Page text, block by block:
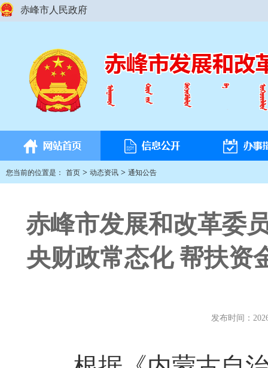
赤峰市人民政府
您当前的位置是： 首页 > 动态资讯 > 通知公告
赤峰市发展和改革委
央财政常态化 帮扶资
发布时间：